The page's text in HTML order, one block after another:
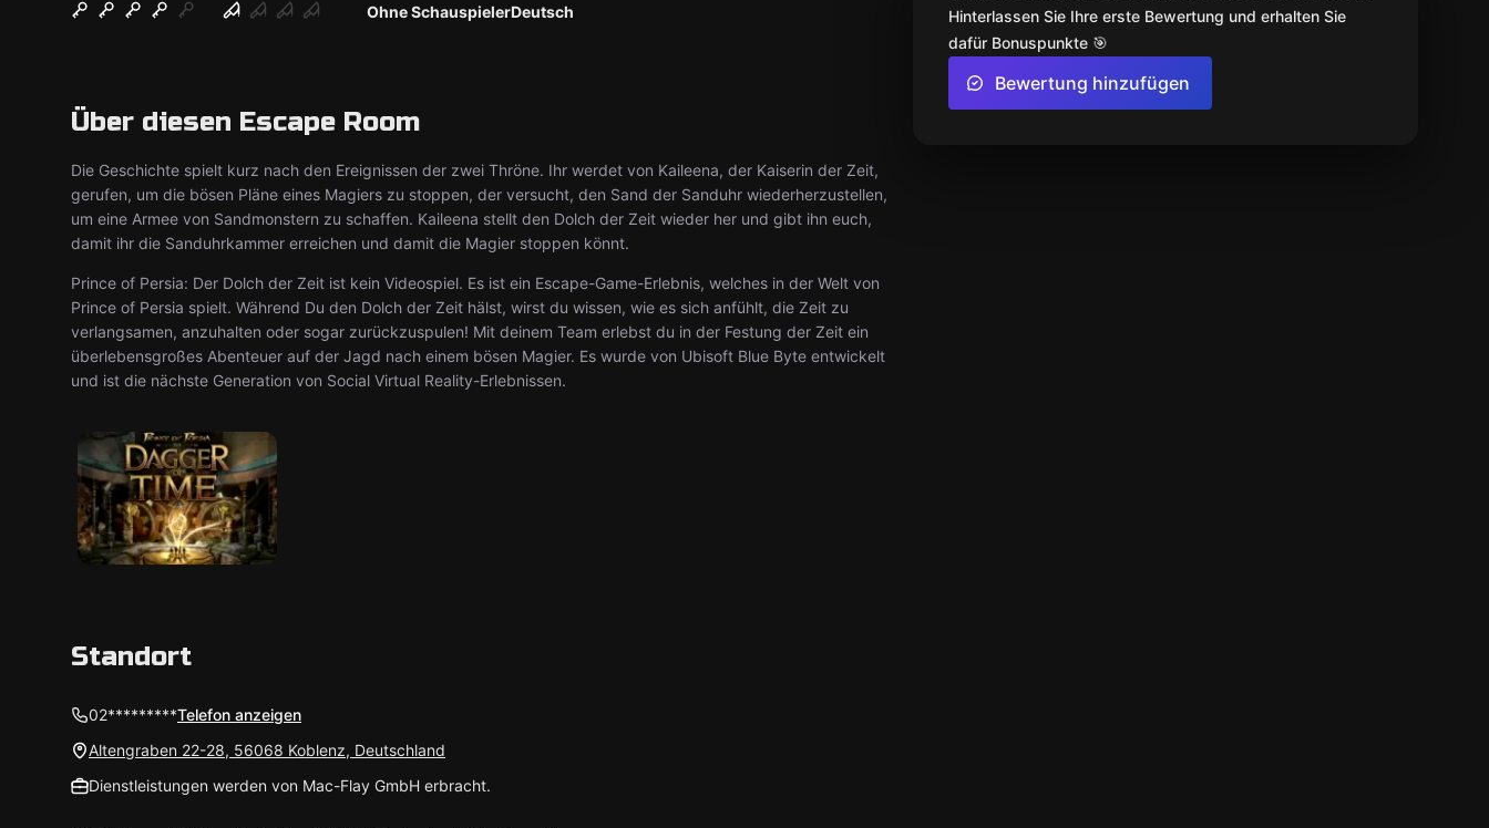
Ohne SchauspielerDeutsch
Über diesen Escape Room
Die Geschichte spielt kurz nach den Ereignissen der zwei Thröne. Ihr werdet von Kaileena, der Kaiserin der Zeit,
gerufen, um die bösen Pläne eines Magiers zu stoppen, der versucht, den Sand der Sanduhr wiederherzustellen,
um eine Armee von Sandmonstern zu schaffen. Kaileena stellt den Dolch der Zeit wieder her und gibt ihn euch,
damit ihr die Sanduhrkammer erreichen und damit die Magier stoppen könnt.
Prince of Persia: Der Dolch der Zeit ist kein Videospiel. Es ist ein Escape-Game-Erlebnis, welches in der Welt von
Prince of Persia spielt. Während Du den Dolch der Zeit hälst, wirst du wissen, wie es sich anfühlt, die Zeit zu
verlangsamen, anzuhalten oder sogar zurückzuspulen! Mit deinem Team erlebst du in der Festung der Zeit ein
überlebensgroßes Abenteuer auf der Jagd nach einem bösen Magier. Es wurde von Ubisoft Blue Byte entwickelt
und ist die nächste Generation von Social Virtual Reality-Erlebnissen.
Hinterlassen Sie Ihre erste Bewertung und erhalten Sie
dafür Bonuspunkte 🎯
Bewertung hinzufügen
Standort
02*********Telefon anzeigen
Altengraben 22-28, 56068 Koblenz, Deutschland
Dienstleistungen werden von Mac-Flay GmbH erbracht.